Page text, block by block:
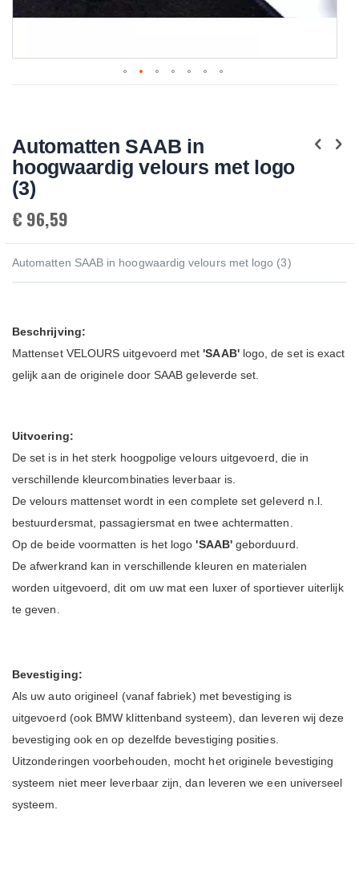
of
the
images
gallery
Automatten SAAB in
hoogwaardig velours met logo
(3)
€ 96,59
Automatten SAAB in hoogwaardig velours met logo (3)
Beschrijving:
Mattenset VELOURS uitgevoerd met'SAAB' logo, de set is exact
gelijk aan de originele door SAAB geleverde set.
Uitvoering:
De set is in het sterk hoogpolige velours uitgevoerd, die in
verschillende kleurcombinaties leverbaar is.
De velours mattenset wordt in een complete set geleverd n.l.
bestuurdersmat, passagiersmat en twee achtermatten.
Op de beide voormatten is het logo'SAAB' geborduurd.
De afwerkrand kan in verschillende kleuren en materialen
worden uitgevoerd, dit om uw mat een luxer of sportiever uiterlijk
te geven.
Bevestiging:
Als uw auto origineel (vanaf fabriek) met bevestiging is
uitgevoerd (ook BMW klittenband systeem), dan leveren wij deze
bevestiging ook en op dezelfde bevestiging posities.
Uitzonderingen voorbehouden, mocht het originele bevestiging
systeem niet meer leverbaar zijn, dan leveren we een universeel
systeem.